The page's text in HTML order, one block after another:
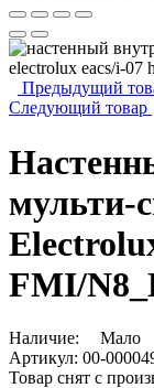
Предыдущий
Следующий товар
мульти-
FMI/
Наличие:
Мало
Артикул: 00-
Товар снят с